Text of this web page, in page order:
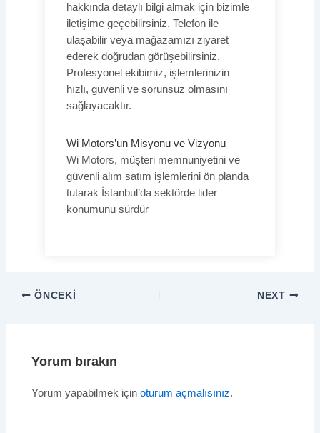
hakkında detaylı bilgi almak için bizimle
iletişime geçebilirsiniz. Telefon ile
ulaşabilir veya mağazamızı ziyaret
ederek doğrudan görüşebilirsiniz.
Profesyonel ekibimiz, işlemlerinizin
hızlı, güvenli ve sorunsuz olmasını
sağlayacaktır.
Wi Motors’un Misyonu ve Vizyonu
Wi Motors, müşteri memnuniyetini ve
güvenli alım satım işlemlerini ön planda
tutarak İstanbul’da sektörde lider
konumunu sürdür
ÖNCEKI NEXT
Yorum bırakın
Yorum yapabilmek içinoturum açmalısınız.